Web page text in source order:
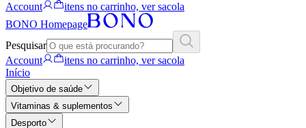
Account
itens no carrinho, ver sacola
BONO Homepage
Pesquisar
Account
itens no carrinho, ver sacola
Início
Objetivo de saúde
Vitaminas & suplementos
Desporto